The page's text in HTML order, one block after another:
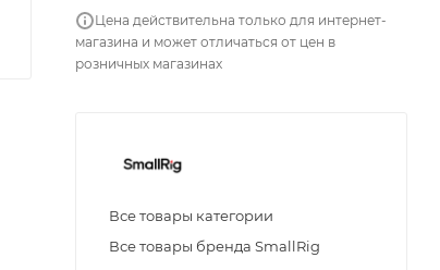
Цена действительна только для интернет-
магазина и может отличаться от цен в
розничных магазинах
Все товары категории
Все товары бренда SmallRig